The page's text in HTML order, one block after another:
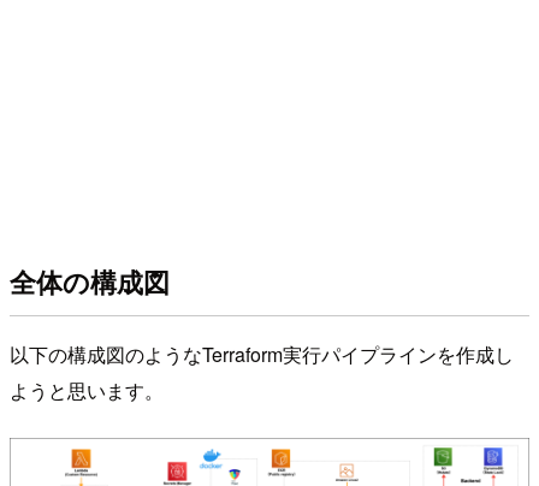
全体の構成図
以下の構成図のようなTerraform実行パイプラインを作成し
ようと思います。